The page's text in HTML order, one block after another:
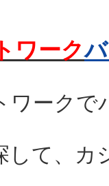
ワーク
ワーク
して、カ